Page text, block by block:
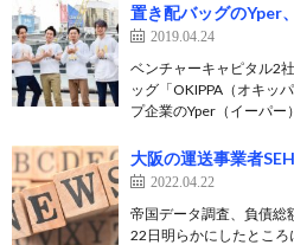
置き配バッグのYper
2019.04.24
ベンチャーキャピタル2
ッグ「OKIPPA（オキッ
プ企業のYper（イーパ
大阪の運送事業者
2022.04.22
帝国データ調査、負債総
22日明らかにしたとこ